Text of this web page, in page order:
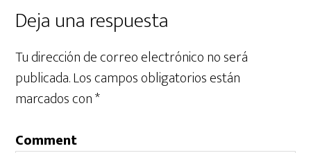
Deja una respuesta
Tu dirección de correo electrónico no será
publicada.Los campos obligatorios están
marcados con*
Comment